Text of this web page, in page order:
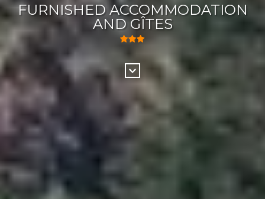
FURNISHED ACCOMMODATION
AND GÎTES